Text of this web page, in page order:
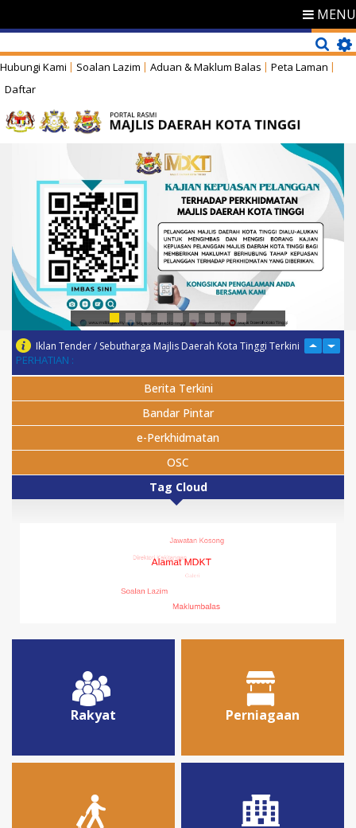
MENU
Hubungi Kami Soalan Lazim Aduan & Maklum Balas
Peta Laman
Daftar
PERHATIAN :
Iklan Tender / Sebutharga Majlis Daerah Kota Tinggi Terkini
Berita Terkini
Bandar Pintar
e-Perkhidmatan
OSC
Tag Cloud
Rakyat Perniagaan